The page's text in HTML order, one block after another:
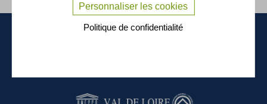
Personnaliser les cookies
Politique de confidentialité